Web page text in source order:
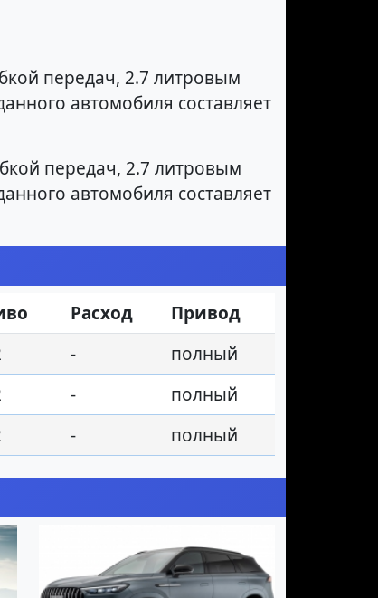
передач, 2.7 литровым
автомобиля составляет
передач, 2.7 литровым
автомобиля составляет
Расход
Привод
-
полный
-
полный
- полный